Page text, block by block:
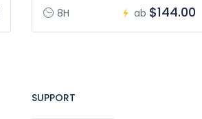
8H ab $144.00
SUPPORT